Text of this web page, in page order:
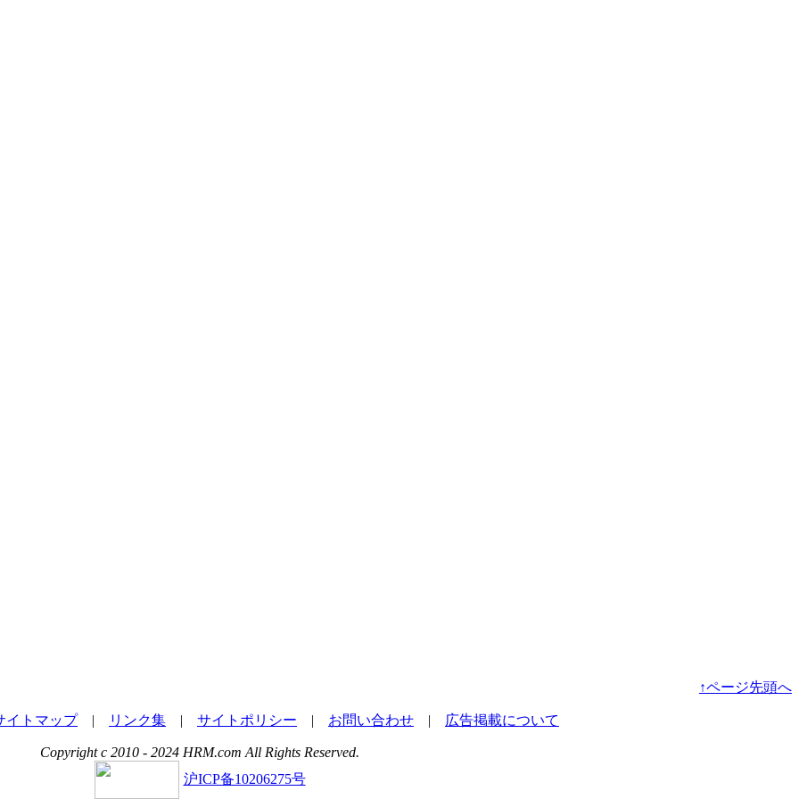
↑ページ先頭へ
イトマップ| リンク集 | サイトポリシー | お問い合わせ | 広告掲載について
Copyright c 2010 - 2024 HRM.com All Rights Reserved.
沪ICP备10206275号